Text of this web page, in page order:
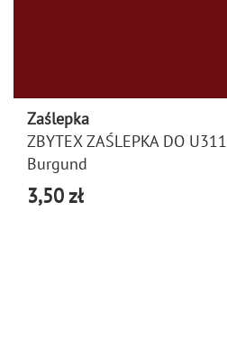
Zaślepka
ZBYTEX ZAŚLEPKA DO U311
Burgund
3,50 zł